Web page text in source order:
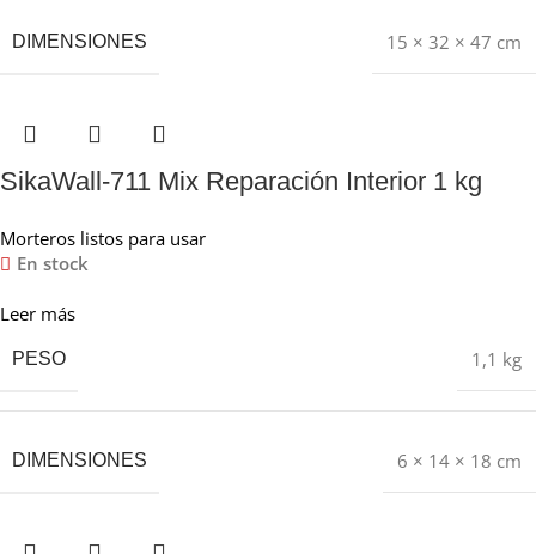
DIMENSIONES 15 × 32 × 47 cm
SikaWall-711 Mix Reparación Interior 1 kg
Morteros listos para usar
En stock
Leer más
PESO 1,1 kg
DIMENSIONES 6 × 14 × 18 cm